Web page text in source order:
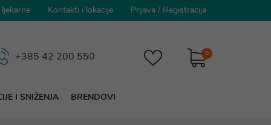
Kontakti i lokacije Prijava / Registracija
0
+385 42 200 550
I SNIŽENJA BRENDOVI